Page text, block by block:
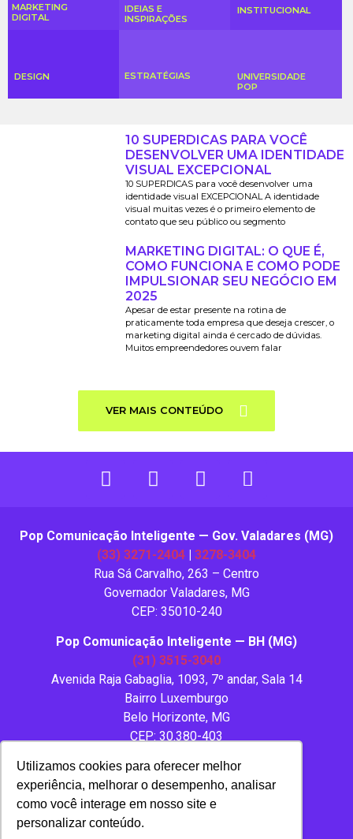
Utilizamos cookies para oferecer melhor
experiência, melhorar o desempenho, analisar
como você interage em nosso site e
personalizar conteúdo.
MARKETING
DIGITAL
IDEIAS E
INSPIRAÇÕES
INSTITUCIONAL
DESIGN ESTRATÉGIAS
UNIVERSIDADE
POP
10 SUPERDICAS PARA VOCÊ
DESENVOLVER UMA IDENTIDADE
VISUAL EXCEPCIONAL
10 SUPERDICAS para você desenvolver uma
identidade visual EXCEPCIONAL A identidade
visual muitas vezes é o primeiro elemento de
contato que seu público ou segmento
MARKETING DIGITAL: O QUE É,
COMO FUNCIONA E COMO PODE
IMPULSIONAR SEU NEGÓCIO EM
2025
Apesar de estar presente na rotina de
praticamente toda empresa que deseja crescer, o
marketing digital ainda é cercado de dúvidas.
Muitos empreendedores ouvem falar
VER MAIS CONTEÚDO
Pop Comunicação Inteligente — Gov. Valadares (MG)
(33) 3271-2404 | 3278-3404
Rua Sá Carvalho, 263 – Centro
Governador Valadares, MG
CEP: 35010-240
Pop Comunicação Inteligente — BH (MG)
(31) 3515-3040
Avenida Raja Gabaglia, 1093, 7º andar, Sala 14
Bairro Luxemburgo
Belo Horizonte, MG
CEP: 30.380-403